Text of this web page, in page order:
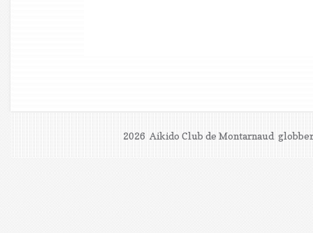
2026 Aikido Club de Montarnaud